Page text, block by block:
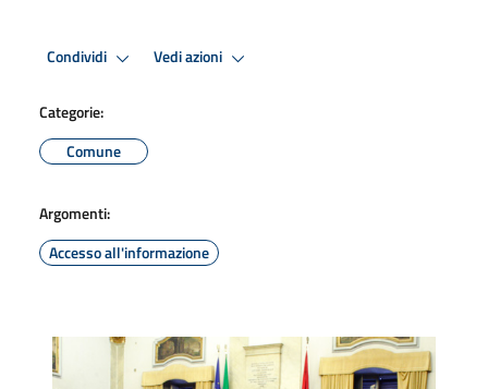
Condividi Vedi azioni
Categorie:
Comune
Argomenti:
Accesso all'informazione